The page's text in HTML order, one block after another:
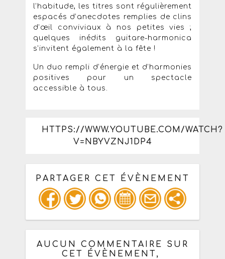
l’habitude, les titres sont régulièrement
espacés d’anecdotes remplies de clins
d’œil conviviaux à nos petites vies ;
quelques inédits guitare-harmonica
s’invitent également à la fête !
Un duo rempli d’énergie et d’harmonies
positives pour un spectacle
accessible à tous.
HTTPS://WWW.YOUTUBE.COM/WATCH?
V=NBYVZNJ1DP4
PARTAGER CET ÉVÈNEMENT
Copiez les infos ci-dessous pour un
: mail / forum / réseau social
AUCUN COMMENTAIRE SUR
CET ÉVÈNEMENT,